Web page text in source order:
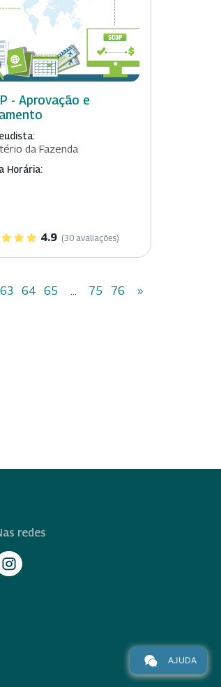
- Aprovação e
da Fazenda
Horária:
4.9 (30 avaliações)
63 64 65 ... 75 76 »
redes
AJUDA